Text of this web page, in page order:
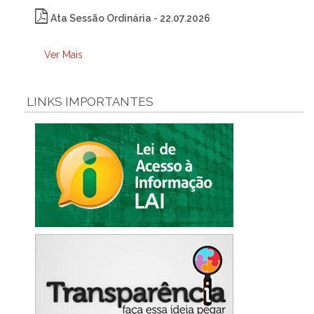
Ata Sessão Ordinária - 22.07.2026
Ver Mais
LINKS IMPORTANTES